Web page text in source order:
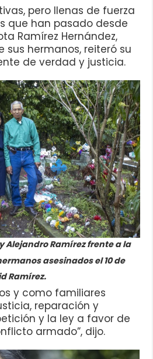
pero llenas de fuerza
que han pasado desde
Ramírez Hernández,
sus hermanos, reiteró su
de verdad y justicia.
Alejandro Ramírez frente a la
asesinados el 10 de
Ramírez.
y como familiares
reparación y
y la ley a favor de
armado”, dijo.